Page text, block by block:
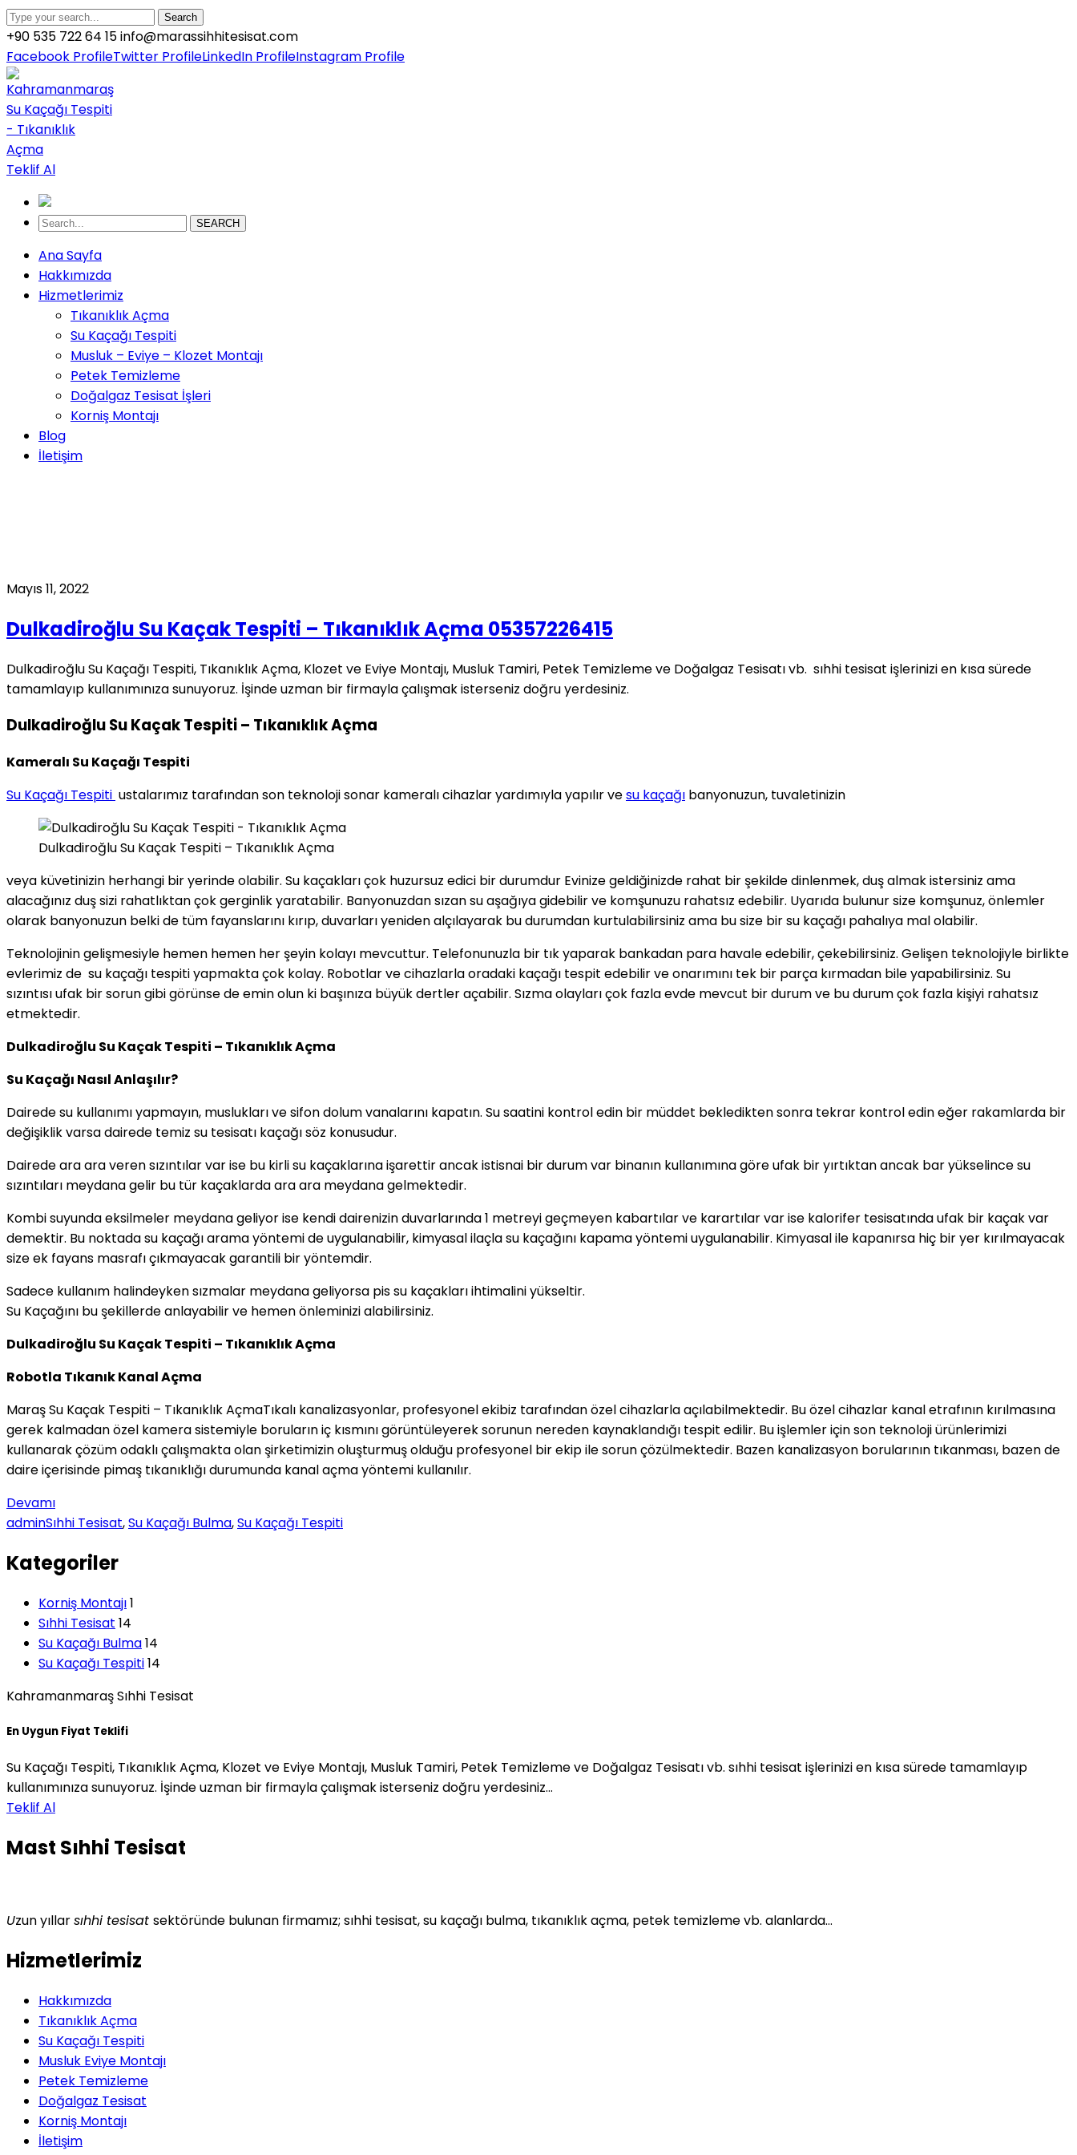
Search
+90 535 722 64 15info@marassihhitesisat.com
Facebook ProfileTwitter ProfileLinkedIn ProfileInstagram Profile
Teklif Al
SEARCH
Ana Sayfa
Hakkımızda
Hizmetlerimiz
Tıkanıklık Açma
Su Kaçağı Tespiti
Musluk – Eviye – Klozet Montajı
Petek Temizleme
Doğalgaz Tesisat İşleri
Korniş Montajı
Blog
İletişim
Mayıs 11, 2022
Dulkadiroğlu Su Kaçak Tespiti – Tıkanıklık Açma 05357226415
Dulkadiroğlu Su Kaçağı Tespiti, Tıkanıklık Açma, Klozet ve Eviye Montajı, Musluk Tamiri, Petek Temizleme ve Doğalgaz Tesisatı vb. sıhhi tesisat işlerinizi en kısa sürede
tamamlayıp kullanımınıza sunuyoruz. İşinde uzman bir firmayla çalışmak isterseniz doğru yerdesiniz.
Dulkadiroğlu Su Kaçak Tespiti – Tıkanıklık Açma
Kameralı Su Kaçağı Tespiti
Su Kaçağı Tespiti ustalarımız tarafından son teknoloji sonar kameralı cihazlar yardımıyla yapılır vesu kaçağı banyonuzun, tuvaletinizin
Dulkadiroğlu Su Kaçak Tespiti – Tıkanıklık Açma
veya küvetinizin herhangi bir yerinde olabilir. Su kaçakları çok huzursuz edici bir durumdur Evinize geldiğinizde rahat bir şekilde dinlenmek, duş almak istersiniz ama
alacağınız duş sizi rahatlıktan çok gerginlik yaratabilir. Banyonuzdan sızan su aşağıya gidebilir ve komşunuzu rahatsız edebilir. Uyarıda bulunur size komşunuz, önlemler
olarak banyonuzun belki de tüm fayanslarını kırıp, duvarları yeniden alçılayarak bu durumdan kurtulabilirsiniz ama bu size bir su kaçağı pahalıya mal olabilir.
Teknolojinin gelişmesiyle hemen hemen her şeyin kolayı mevcuttur. Telefonunuzla bir tık yaparak bankadan para havale edebilir, çekebilirsiniz. Gelişen teknolojiyle birlikte
evlerimiz de su kaçağı tespiti yapmakta çok kolay. Robotlar ve cihazlarla oradaki kaçağı tespit edebilir ve onarımını tek bir parça kırmadan bile yapabilirsiniz. Su
sızıntısı ufak bir sorun gibi görünse de emin olun ki başınıza büyük dertler açabilir. Sızma olayları çok fazla evde mevcut bir durum ve bu durum çok fazla kişiyi rahatsız
etmektedir.
Dulkadiroğlu Su Kaçak Tespiti – Tıkanıklık Açma
Su Kaçağı Nasıl Anlaşılır?
Dairede su kullanımı yapmayın, muslukları ve sifon dolum vanalarını kapatın. Su saatini kontrol edin bir müddet bekledikten sonra tekrar kontrol edin eğer rakamlarda bir
değişiklik varsa dairede temiz su tesisatı kaçağı söz konusudur.
Dairede ara ara veren sızıntılar var ise bu kirli su kaçaklarına işarettir ancak istisnai bir durum var binanın kullanımına göre ufak bir yırtıktan ancak bar yükselince su
sızıntıları meydana gelir bu tür kaçaklarda ara ara meydana gelmektedir.
Kombi suyunda eksilmeler meydana geliyor ise kendi dairenizin duvarlarında 1 metreyi geçmeyen kabartılar ve karartılar var ise kalorifer tesisatında ufak bir kaçak var
demektir. Bu noktada su kaçağı arama yöntemi de uygulanabilir, kimyasal ilaçla su kaçağını kapama yöntemi uygulanabilir. Kimyasal ile kapanırsa hiç bir yer kırılmayacak
size ek fayans masrafı çıkmayacak garantili bir yöntemdir.
Sadece kullanım halindeyken sızmalar meydana geliyorsa pis su kaçakları ihtimalini yükseltir.
Su Kaçağını bu şekillerde anlayabilir ve hemen önleminizi alabilirsiniz.
Dulkadiroğlu Su Kaçak Tespiti – Tıkanıklık Açma
Robotla Tıkanık Kanal Açma
Maraş Su Kaçak Tespiti – Tıkanıklık AçmaTıkalı kanalizasyonlar, profesyonel ekibiz tarafından özel cihazlarlaaçılabilmektedir. Bu özel cihazlar kanal etrafının kırılmasına
gerek kalmadan özel kamera sistemiyle boruların iç kısmını görüntüleyerek sorunun nereden kaynaklandığı tespit edilir. Bu işlemler için son teknoloji ürünlerimizi
kullanarak çözüm odaklı çalışmakta olan şirketimizin oluşturmuş olduğu profesyonel bir ekip ile sorun çözülmektedir. Bazen kanalizasyon borularının tıkanması, bazen de
daire içerisinde pimaş tıkanıklığı durumunda kanal açma yöntemi kullanılır.
Devamı
adminSıhhi Tesisat,Su Kaçağı Bulma,Su Kaçağı Tespiti
Kategoriler
Korniş Montajı1
Sıhhi Tesisat 14
Su Kaçağı Bulma14
Su Kaçağı Tespiti14
Kahramanmaraş Sıhhi Tesisat
En Uygun Fiyat Teklifi
Su Kaçağı Tespiti, Tıkanıklık Açma, Klozet ve Eviye Montajı, Musluk Tamiri, Petek Temizleme ve Doğalgaz Tesisatı vb. sıhhi tesisat işlerinizi en kısa sürede tamamlayıp
kullanımınıza sunuyoruz. İşinde uzman bir firmayla çalışmak isterseniz doğru yerdesiniz…
Teklif Al
Mast Sıhhi Tesisat
Uzun yıllarsıhhi tesisat sektöründe bulunan firmamız; sıhhi tesisat, su kaçağı bulma, tıkanıklık açma, petek temizleme vb. alanlarda…
Hizmetlerimiz
Hakkımızda
Tıkanıklık Açma
Su Kaçağı Tespiti
Musluk Eviye Montajı
Petek Temizleme
Doğalgaz Tesisat
Korniş Montajı
İletişim